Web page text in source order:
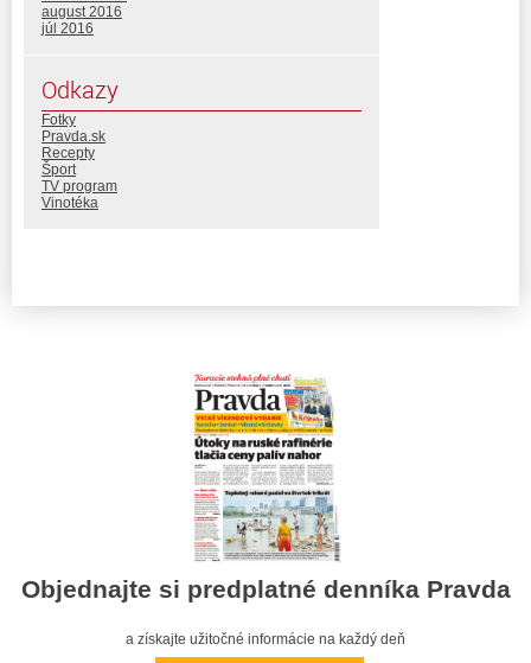
august 2016
júl 2016
Odkazy
Fotky
Pravda.sk
Recepty
Šport
TV program
Vinotéka
Objednajte si predplatné denníka Pravda
a získajte užitočné informácie na každý deň